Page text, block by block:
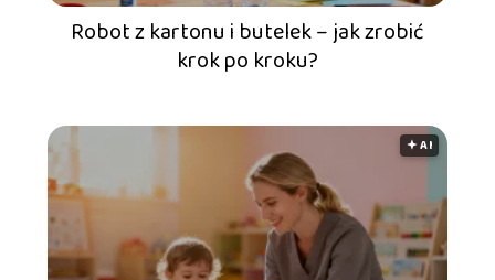
Robot z kartonu i butelek – jak zrobić
krok po kroku?
🟅 AI